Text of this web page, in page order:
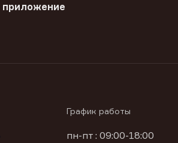
приложение
График работы
пн-пт : 09:00-18:00